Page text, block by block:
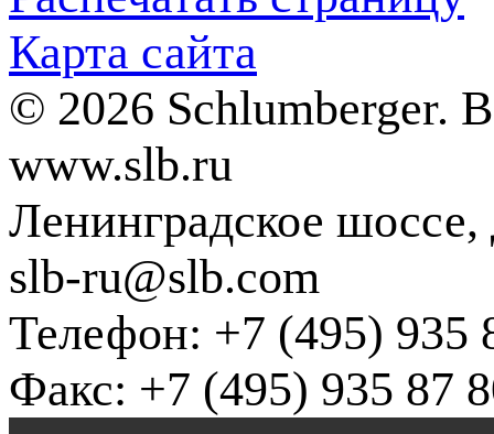
Карта сайта
© 2026 Schlumberger.
www.slb.ru
Ленинградское
slb-ru@slb.com
Телефон: +7 (495) 935
Факс: +7 (495) 935 87